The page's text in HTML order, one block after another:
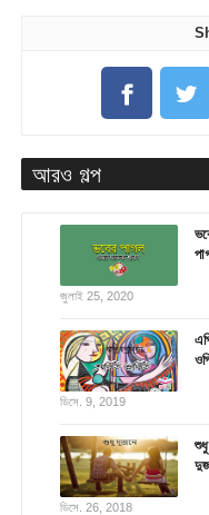
আরও গল্প
জুলাই 25, 2020
ডিসে. 9, 2019
শুধু
ডিসে. 26, 2018